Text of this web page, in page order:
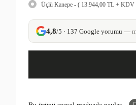
Üçlü Kanepe - ( 13.944,00 TL + KDV
4,8/5 · 137 Google yorumu —